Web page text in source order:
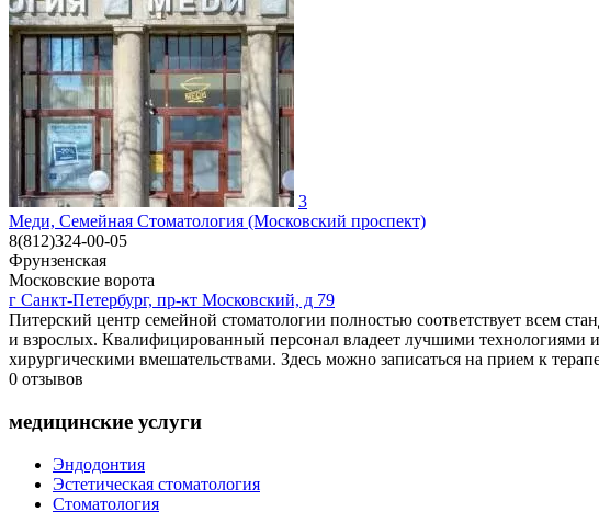
3
Меди, Семейная Стоматология (Московский проспект)
8(812)324-00-05
Фрунзенская
Московские ворота
г Санкт-Петербург, пр-кт Московский, д 79
Питерский центр семейной стоматологии полностью соответствует всем
и взрослых. Квалифицированный персонал владеет лучшими технологиями
хирургическими вмешательствами. Здесь можно записаться на прием к
0 отзывов
медицинские услуги
Эндодонтия
Эстетическая стоматология
Стоматология